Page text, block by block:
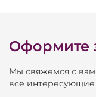
Поддержка
идеально
предусмотрен
рестораны,
Оформите
Мы свяжемся с
все